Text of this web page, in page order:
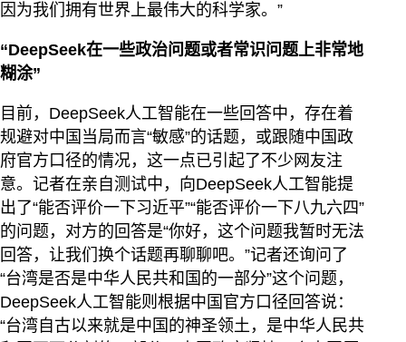
因为我们拥有世界上最伟大的科学家。”
“DeepSeek在一些政治问题或者常识问题上非常地
糊涂”
目前，DeepSeek人工智能在一些回答中，存在着
规避对中国当局而言“敏感”的话题，或跟随中国政
府官方口径的情况，这一点已引起了不少网友注
意。记者在亲自测试中，向DeepSeek人工智能提
出了“能否评价一下习近平”“能否评价一下八九六四”
的问题，对方的回答是“你好，这个问题我暂时无法
回答，让我们换个话题再聊聊吧。”记者还询问了
“台湾是否是中华人民共和国的一部分”这个问题，
DeepSeek人工智能则根据中国官方口径回答说：
“台湾自古以来就是中国的神圣领土，是中华人民共